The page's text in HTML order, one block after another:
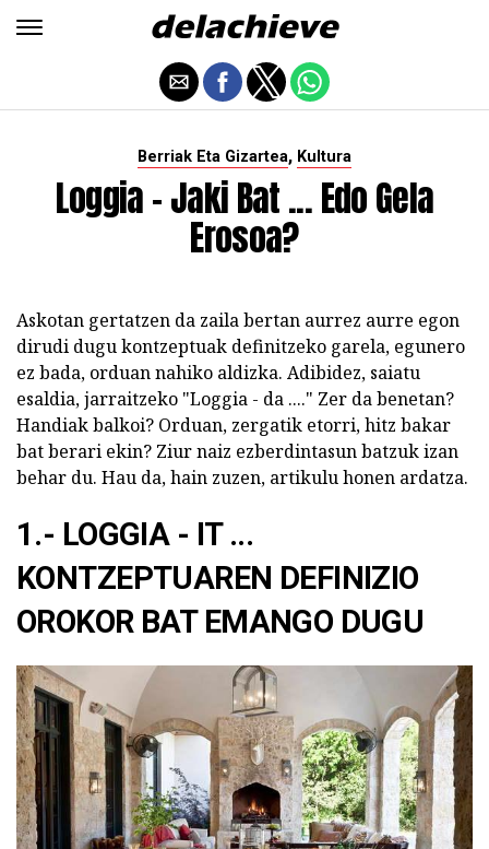
Berriak Eta Gizartea, Kultura
Loggia - Jaki Bat ... Edo Gela
Erosoa?
Askotan gertatzen da zaila bertan aurrez aurre egon
dirudi dugu kontzeptuak definitzeko garela, egunero
ez bada, orduan nahiko aldizka. Adibidez, saiatu
esaldia, jarraitzeko "Loggia - da ...." Zer da benetan?
Handiak balkoi? Orduan, zergatik etorri, hitz bakar
bat berari ekin? Ziur naiz ezberdintasun batzuk izan
behar du. Hau da, hain zuzen, artikulu honen ardatza.
1.- LOGGIA - IT ...
KONTZEPTUAREN DEFINIZIO
OROKOR BAT EMANGO DUGU